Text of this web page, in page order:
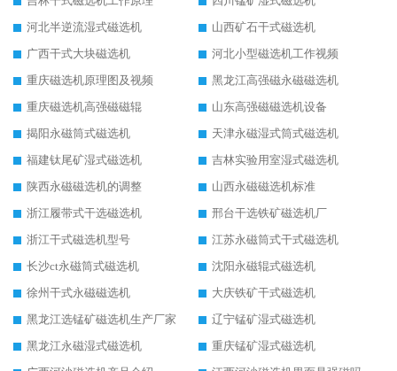
河北半逆流湿式磁选机
山西矿石干式磁选机
广西干式大块磁选机
河北小型磁选机工作视频
重庆磁选机原理图及视频
黑龙江高强磁永磁磁选机
重庆磁选机高强磁磁辊
山东高强磁磁选机设备
揭阳永磁筒式磁选机
天津永磁湿式筒式磁选机
福建钛尾矿湿式磁选机
吉林实验用室湿式磁选机
陕西永磁磁选机的调整
山西永磁磁选机标准
浙江履带式干选磁选机
邢台干选铁矿磁选机厂
浙江干式磁选机型号
江苏永磁筒式干式磁选机
长沙ct永磁筒式磁选机
沈阳永磁辊式磁选机
徐州干式永磁磁选机
大庆铁矿干式磁选机
黑龙江选锰矿磁选机生产厂家
辽宁锰矿湿式磁选机
黑龙江永磁湿式磁选机
重庆锰矿湿式磁选机